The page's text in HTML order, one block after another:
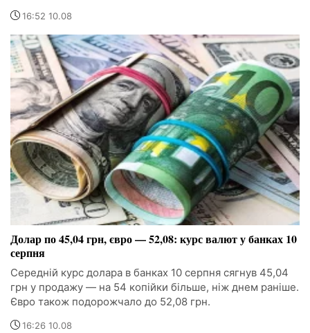
16:52 10.08
Долар по 45,04 грн, євро — 52,08: курс валют у банках 10
серпня
Середній курс долара в банках 10 серпня сягнув 45,04
грн у продажу — на 54 копійки більше, ніж днем раніше.
Євро також подорожчало до 52,08 грн.
16:26 10.08